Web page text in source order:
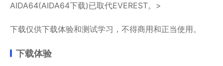
AIDA64(AIDA64下载)已取代EVEREST。>
下载仅供下载体验和测试学习，不得商用和正当使用。
下载体验